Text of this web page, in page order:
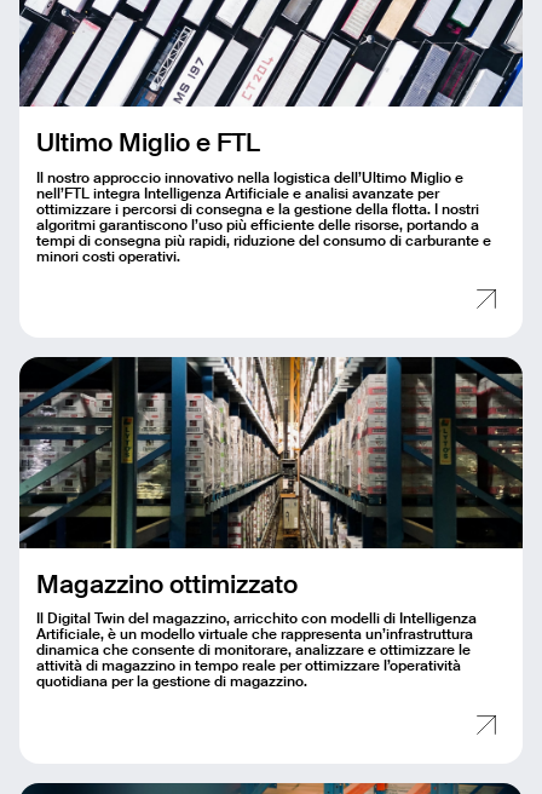
Ultimo Miglio e FTL
Il nostro approccio innovativo nella logistica dell’Ultimo Miglio e
nell’FTL integra Intelligenza Artificiale e analisi avanzate per
ottimizzare i percorsi di consegna e la gestione della flotta. I nostri
algoritmi garantiscono l’uso più efficiente delle risorse, portando a
tempi di consegna più rapidi, riduzione del consumo di carburante e
minori costi operativi.
Magazzino ottimizzato
Il Digital Twin del magazzino, arricchito con modelli di Intelligenza
Artificiale, è un modello virtuale che rappresenta un’infrastruttura
dinamica che consente di monitorare, analizzare e ottimizzare le
attività di magazzino in tempo reale per ottimizzare l’operatività
quotidiana per la gestione di magazzino.
Name
Send